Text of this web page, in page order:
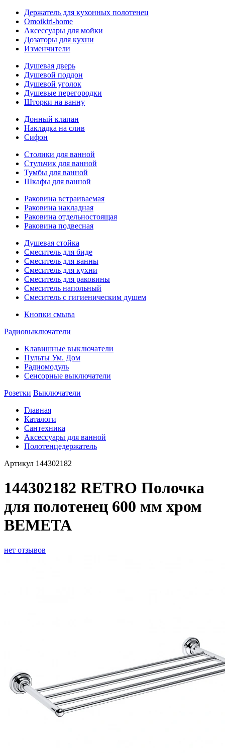
Держатель для кухонных полотенец
Omoikiri-home
Аксессуары для мойки
Дозаторы для кухни
Изменчители
Душевая дверь
Душевой поддон
Душевой уголок
Душевые перегородки
Шторки на ванну
Донный клапан
Накладка на слив
Сифон
Столики для ванной
Стульчик для ванной
Тумбы для ванной
Шкафы для ванной
Раковина встраиваемая
Раковина накладная
Раковина отдельностоящая
Раковина подвесная
Душевая стойка
Смеситель для биде
Смеситель для ванны
Смеситель для кухни
Смеситель для раковины
Смеситель напольный
Смеситель с гигиеническим душем
Кнопки смыва
Радиовыключатели
Клавишные выключатели
Пульты Ум. Дом
Радиомодуль
Сенсорные выключатели
Розетки Выключатели
Главная
Каталоги
Сантехника
Аксессуары для ванной
Полотенцедержатель
Артикул 144302182
144302182 RETRO Полочка
для полотенец 600 мм хром
BEMETA
нет отзывов